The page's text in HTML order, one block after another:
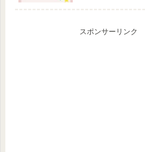
スポンサーリンク